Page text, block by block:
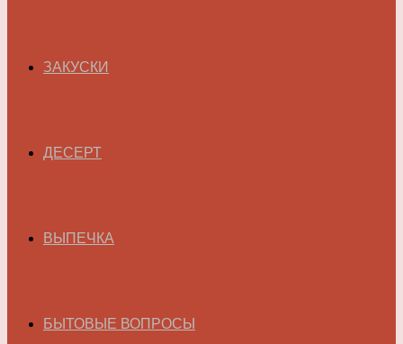
ЗАКУСКИ
ДЕСЕРТ
ВЫПЕЧКА
БЫТОВЫЕ ВОПРОСЫ